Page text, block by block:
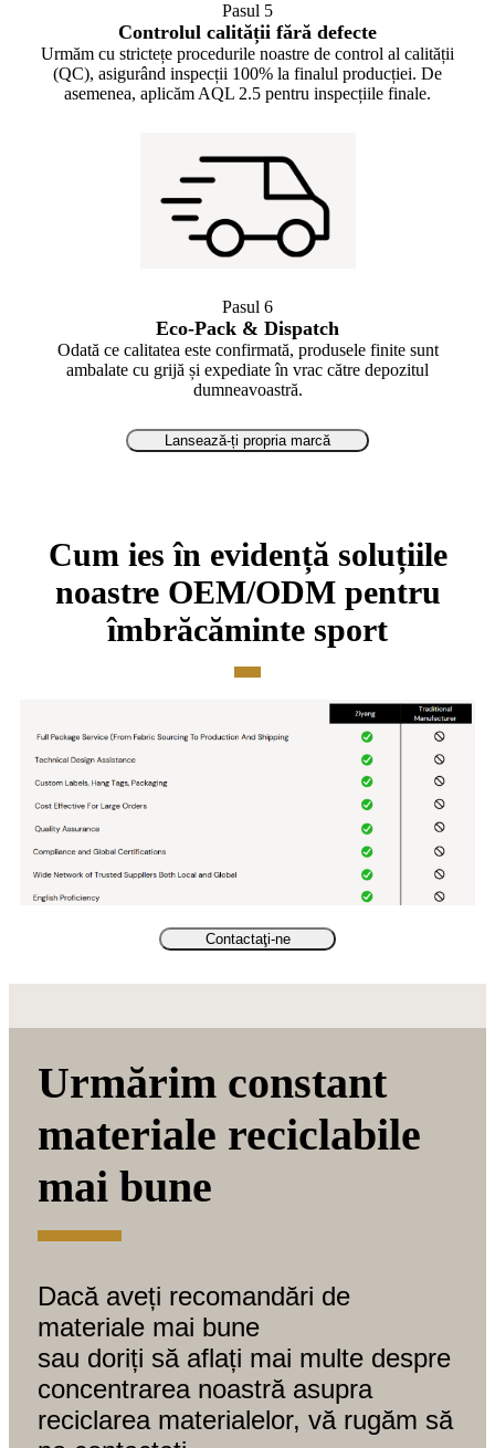
Pasul 5
Controlul calității fără defecte
Urmăm cu strictețe procedurile noastre de control al calității
(QC), asigurând inspecții 100% la finalul producției. De
asemenea, aplicăm AQL 2.5 pentru inspecțiile finale.
Pasul 6
Eco-Pack & Dispatch
Odată ce calitatea este confirmată, produsele finite sunt
ambalate cu grijă și expediate în vrac către depozitul
dumneavoastră.
Lansează-ți propria marcă
Cum ies în evidență soluțiile
noastre OEM/ODM pentru
îmbrăcăminte sport
Contactaţi-ne
Urmărim constant
materiale reciclabile
mai bune
Dacă aveți recomandări de
materiale mai bune
sau doriți să aflați mai multe despre
concentrarea noastră asupra
reciclarea materialelor, vă rugăm să